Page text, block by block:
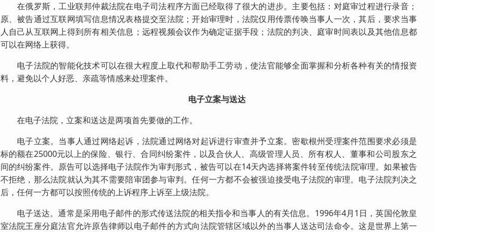
在俄罗斯，工业联邦仲裁法院在电子司法程序方面已经取得了很大的进步。主要包括：对庭审过程进行录音；
原、被告通过互联网填写信息情况表格提交至法院；开始审理时，法院仅用传票传唤当事人一次，其后，要求当事
人自己从互联网上得到所有相关信息；远程视频会议作为确定证据手段；法院的判决、庭审时间表以及其他信息都
可以在网络上获得。
电子法院的智能化技术可以在很大程度上取代和帮助手工劳动，使法官能够全面掌握和分析各种有关的情报资
料，避免以个人好恶、亲疏等情感来处理案件。
电子立案与送达
在电子法院，立案和送达是两项首先要做的工作。
电子立案。当事人通过网络起诉，法院通过网络对起诉进行审查并予立案。密歇根州受理案件范围要求必须是
标的额在25000元以上的保险、银行、合同纠纷案件，以及合伙人、高级管理人员、所有权人、董事和公司股东之
间的纠纷案件。原告可以选择电子法院作为审判形式，被告可以在14天内选择将案件转至传统法院审理。如果被告
不拒绝，那么法院就认为其不需要陪审团参与审判。任何一方都不会被强迫接受电子法院的审理。电子法院判决之
后，任何一方都可以按照传统的上诉程序上诉至上级法院。
电子送达。通常是采用电子邮件的形式传送法院的相关指令和当事人的有关信息。1996年4月1日，英国伦敦皇
室法院王座分庭法官允许原告律师以电子邮件的方式向法院管辖区域以外的当事人送达司法命令。这是世界上第一